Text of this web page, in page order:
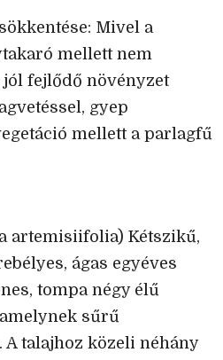
Mivel a
mellett nem
fejlődő növényzet
gyep
mellett a parlagfű
artemisiifolia) Kétszikű,
ágas egyéves
tompa négy élű
sűrű
talajhoz közeli néhány